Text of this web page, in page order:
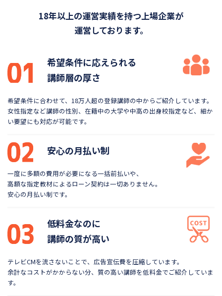
18年以上の運営実績を持つ上場企業が
運営しております。
希望条件に応えられる
講師層の厚さ
希望条件に合わせて、18万人超の登録講師の中から ご紹介しています。
女性指定など講師の性別、在籍中の大学や中高の出身校指定など、細か
い要望にも対応が可能です。
安心の月払い制
一度に多額の費用が必要になる一括前払いや、
高額な指定教材によるローン契約は一切ありません。
安心の月払い制です。
低料金なのに
講師の質が高い
テレビCMを流さないことで、広告宣伝費を圧縮しています。
余計なコストがかからない分、質の高い講師を低料金でご紹介していま
す。